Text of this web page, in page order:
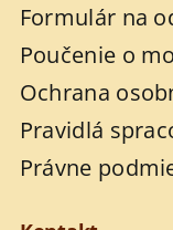
Formulár na
Poučenie o
Ochrana
Pravidlá
Právne